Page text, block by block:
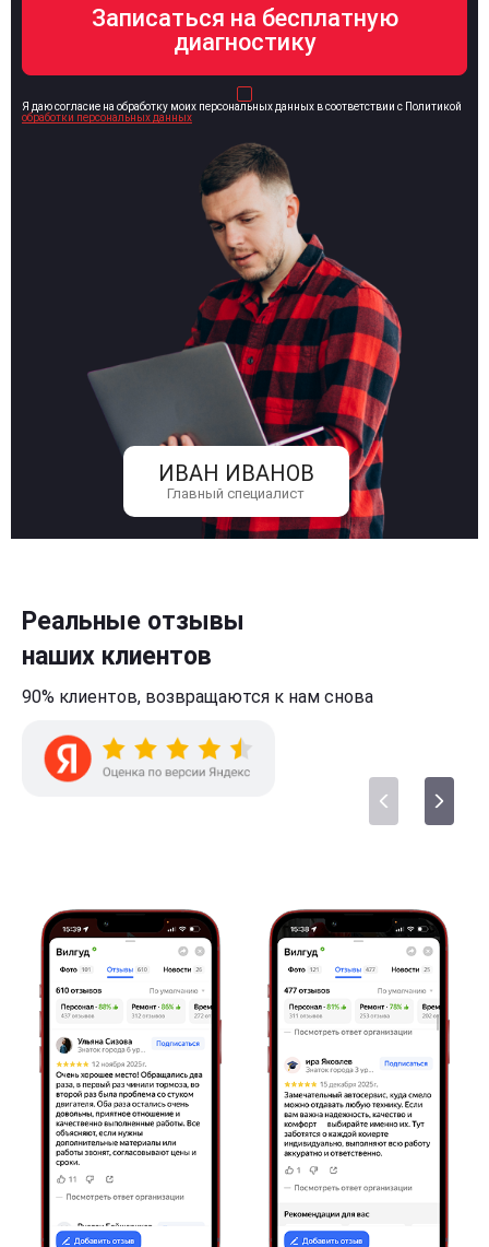
ИВАН ИВАНОВ
Главный специалист
Я даю согласие на обработку моих персональных данных в соответствии с Политикой
обработки персональных данных
Реальные отзывы
наших клиентов
90% клиентов, возвращаются к нам снова